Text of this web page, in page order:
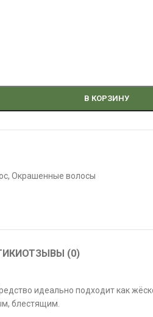
В КОРЗИНУ
, Окрашенные волосы
ОТЗЫВЫ (0)
идеально подходит как
блестящим.